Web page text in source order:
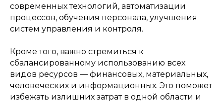
современных технологий, автоматизации
процессов, обучения персонала, улучшения
систем управления и контроля.
Кроме того, важно стремиться к
сбалансированному использованию всех
видов ресурсов — финансовых, материальных,
человеческих и информационных. Это поможет
избежать излишних затрат в одной области и